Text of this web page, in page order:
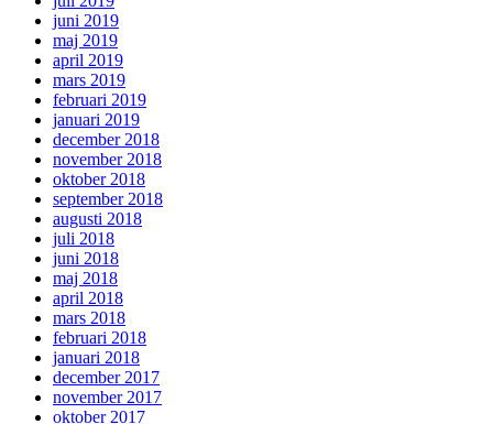
juni 2019
maj 2019
april 2019
mars 2019
februari 2019
januari 2019
december 2018
november 2018
oktober 2018
september 2018
augusti 2018
juli 2018
juni 2018
maj 2018
april 2018
mars 2018
februari 2018
januari 2018
december 2017
november 2017
oktober 2017